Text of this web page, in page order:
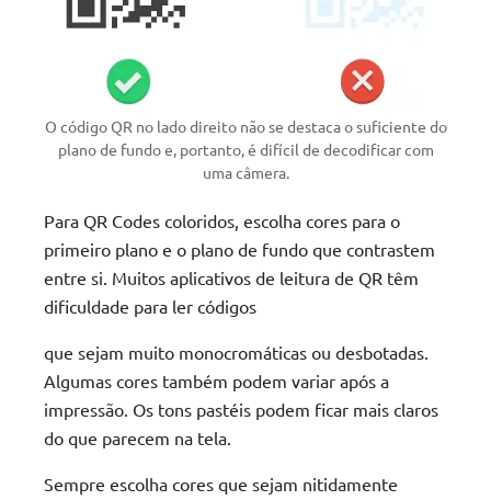
O código QR no lado direito não se destaca o suficiente do
plano de fundo e, portanto, é difícil de decodificar com
uma câmera.
Para QR Codes coloridos, escolha cores para o
primeiro plano e o plano de fundo que contrastem
entre si. Muitos aplicativos de leitura de QR têm
dificuldade para ler códigos
que sejam muito monocromáticas ou desbotadas.
Algumas cores também podem variar após a
impressão. Os tons pastéis podem ficar mais claros
do que parecem na tela.
Sempre escolha cores que sejam nitidamente